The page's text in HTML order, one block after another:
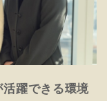
躍できる環境